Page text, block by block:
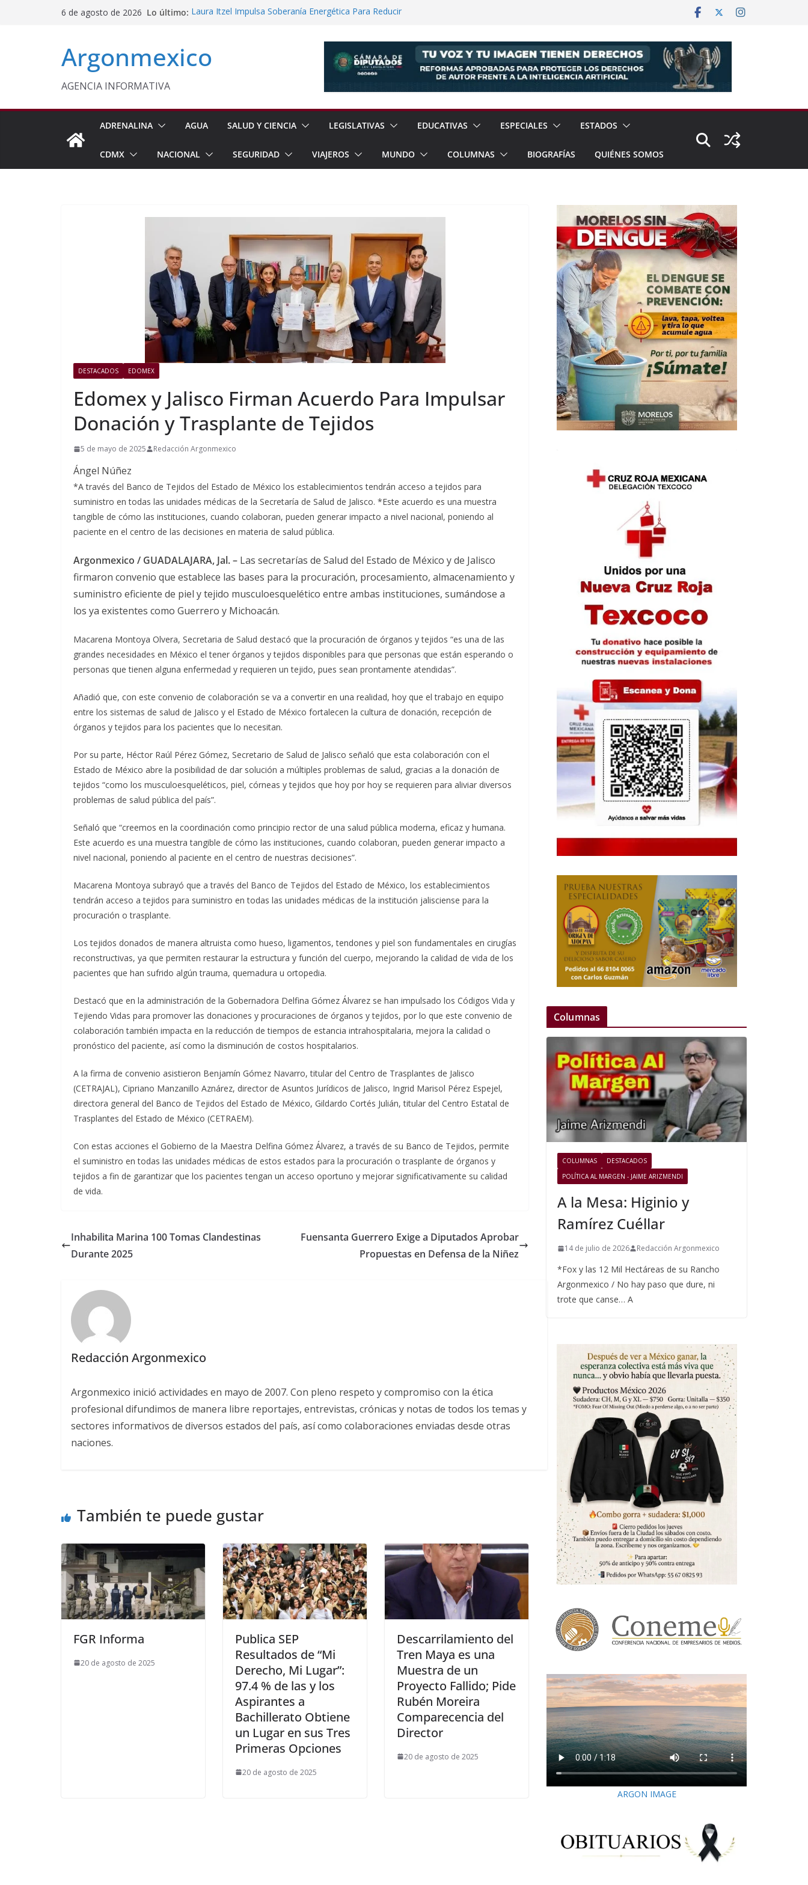
6 de agosto de 2026 Lo último: Laura Itzel Impulsa Soberanía Energética Para Reducir
Conagua Refuerza Seguridad Física en Presas Estratégicas de
Kenia López Respalda Fracking Para Fortalecer Soberanía
Energética
Argonmexico
AGENCIA INFORMATIVA
ADRENALINA AGUA SALUD Y CIENCIA LEGISLATIVAS EDUCATIVAS ESPECIALES ESTADOS
CDMX NACIONAL SEGURIDAD VIAJEROS MUNDO COLUMNAS BIOGRAFÍAS QUIÉNES SOMOS
DESTACADOS EDOMEX
Edomex y Jalisco Firman Acuerdo Para Impulsar
Donación y Trasplante de Tejidos
5 de mayo de 2025 Redacción Argonmexico
Ángel Núñez
*A través del Banco de Tejidos del Estado de México los establecimientos tendrán acceso a tejidos para
suministro en todas las unidades médicas de la Secretaría de Salud de Jalisco. *Este acuerdo es una muestra
tangible de cómo las instituciones, cuando colaboran, pueden generar impacto a nivel nacional, poniendo al
paciente en el centro de las decisiones en materia de salud pública.
Argonmexico / GUADALAJARA, Jal. – Las secretarías de Salud del Estado de México y de Jalisco
firmaron convenio que establece las bases para la procuración, procesamiento, almacenamiento y
suministro eficiente de piel y tejido musculoesquelético entre ambas instituciones, sumándose a
los ya existentes como Guerrero y Michoacán.
Macarena Montoya Olvera, Secretaria de Salud destacó que la procuración de órganos y tejidos “es una de las
grandes necesidades en México el tener órganos y tejidos disponibles para que personas que están esperando o
personas que tienen alguna enfermedad y requieren un tejido, pues sean prontamente atendidas”.
Añadió que, con este convenio de colaboración se va a convertir en una realidad, hoy que el trabajo en equipo
entre los sistemas de salud de Jalisco y el Estado de México fortalecen la cultura de donación, recepción de
órganos y tejidos para los pacientes que lo necesitan.
Por su parte, Héctor Raúl Pérez Gómez, Secretario de Salud de Jalisco señaló que esta colaboración con el
Estado de México abre la posibilidad de dar solución a múltiples problemas de salud, gracias a la donación de
tejidos “como los musculoesqueléticos, piel, córneas y tejidos que hoy por hoy se requieren para aliviar diversos
problemas de salud pública del país”.
Señaló que “creemos en la coordinación como principio rector de una salud pública moderna, eficaz y humana.
Este acuerdo es una muestra tangible de cómo las instituciones, cuando colaboran, pueden generar impacto a
nivel nacional, poniendo al paciente en el centro de nuestras decisiones”.
Macarena Montoya subrayó que a través del Banco de Tejidos del Estado de México, los establecimientos
tendrán acceso a tejidos para suministro en todas las unidades médicas de la institución jalisciense para la
procuración o trasplante.
Los tejidos donados de manera altruista como hueso, ligamentos, tendones y piel son fundamentales en cirugías
reconstructivas, ya que permiten restaurar la estructura y función del cuerpo, mejorando la calidad de vida de los
pacientes que han sufrido algún trauma, quemadura u ortopedia.
Destacó que en la administración de la Gobernadora Delfina Gómez Álvarez se han impulsado los Códigos Vida y
Tejiendo Vidas para promover las donaciones y procuraciones de órganos y tejidos, por lo que este convenio de
colaboración también impacta en la reducción de tiempos de estancia intrahospitalaria, mejora la calidad o
pronóstico del paciente, así como la disminución de costos hospitalarios.
A la firma de convenio asistieron Benjamín Gómez Navarro, titular del Centro de Trasplantes de Jalisco
(CETRAJAL), Cipriano Manzanillo Aznárez, director de Asuntos Jurídicos de Jalisco, Ingrid Marisol Pérez Espejel,
directora general del Banco de Tejidos del Estado de México, Gildardo Cortés Julián, titular del Centro Estatal de
Trasplantes del Estado de México (CETRAEM).
Con estas acciones el Gobierno de la Maestra Delfina Gómez Álvarez, a través de su Banco de Tejidos, permite
el suministro en todas las unidades médicas de estos estados para la procuración o trasplante de órganos y
tejidos a fin de garantizar que los pacientes tengan un acceso oportuno y mejorar significativamente su calidad
de vida.
Inhabilita Marina 100 Tomas Clandestinas
Durante 2025
Fuensanta Guerrero Exige a Diputados Aprobar
Propuestas en Defensa de la Niñez
Redacción Argonmexico
Argonmexico inició actividades en mayo de 2007. Con pleno respeto y compromiso con la ética
profesional difundimos de manera libre reportajes, entrevistas, crónicas y notas de todos los temas y
sectores informativos de diversos estados del país, así como colaboraciones enviadas desde otras
naciones.
También te puede gustar
FGR Informa
20 de agosto de 2025
Publica SEP
Resultados de “Mi
Derecho, Mi Lugar”:
97.4 % de las y los
Aspirantes a
Bachillerato Obtiene
un Lugar en sus Tres
Primeras Opciones
20 de agosto de 2025
Descarrilamiento del
Tren Maya es una
Muestra de un
Proyecto Fallido; Pide
Rubén Moreira
Comparecencia del
Director
20 de agosto de 2025
Columnas
COLUMNAS
DESTACADOS
POLÍTICA AL MARGEN - JAIME ARIZMENDI
A la Mesa: Higinio y
Ramírez Cuéllar
14 de julio de 2026 Redacción Argonmexico
*Fox y las 12 Mil Hectáreas de su Rancho
Argonmexico / No hay paso que dure, ni
trote que canse… A
ARGON IMAGE